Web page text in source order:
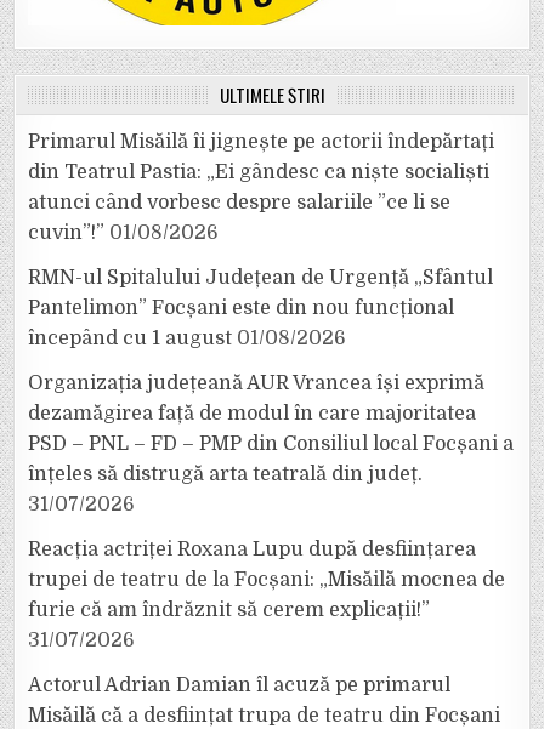
ULTIMELE ȘTIRI
Primarul Misăilă îi jignește pe actorii îndepărtați
din Teatrul Pastia: „Ei gândesc ca niște socialiști
atunci când vorbesc despre salariile ”ce li se
cuvin”!” 01/08/2026
RMN-ul Spitalului Județean de Urgență „Sfântul
Pantelimon” Focșani este din nou funcțional
începând cu 1 august 01/08/2026
Organizația județeană AUR Vrancea își exprimă
dezamăgirea față de modul în care majoritatea
PSD – PNL – FD – PMP din Consiliul local Focșani a
înțeles să distrugă arta teatrală din județ.
31/07/2026
Reacția actriței Roxana Lupu după desființarea
trupei de teatru de la Focșani: „Misăilă mocnea de
furie că am îndrăznit să cerem explicații!”
31/07/2026
Actorul Adrian Damian îl acuză pe primarul
Misăilă că a desființat trupa de teatru din Focșani